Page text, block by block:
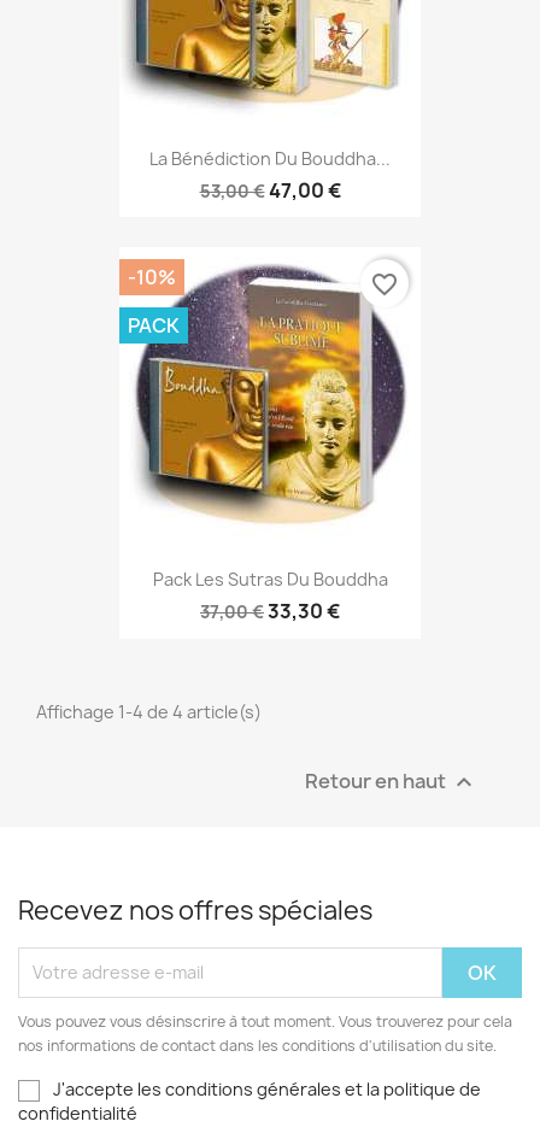
La Bénédiction Du Bouddha...
53,00 €47,00 €
Pack Les Sutras Du Bouddha
37,00 €33,30 €
-10%
PACK
favorite_border
Affichage 1-4 de 4 article(s)
Retour en haut 
Recevez nos offres spéciales
Vous pouvez vous désinscrire à tout moment. Vous trouverez pour cela
nos informations de contact dans les conditions d'utilisation du site.
J'accepte les conditions générales et la politique de
confidentialité